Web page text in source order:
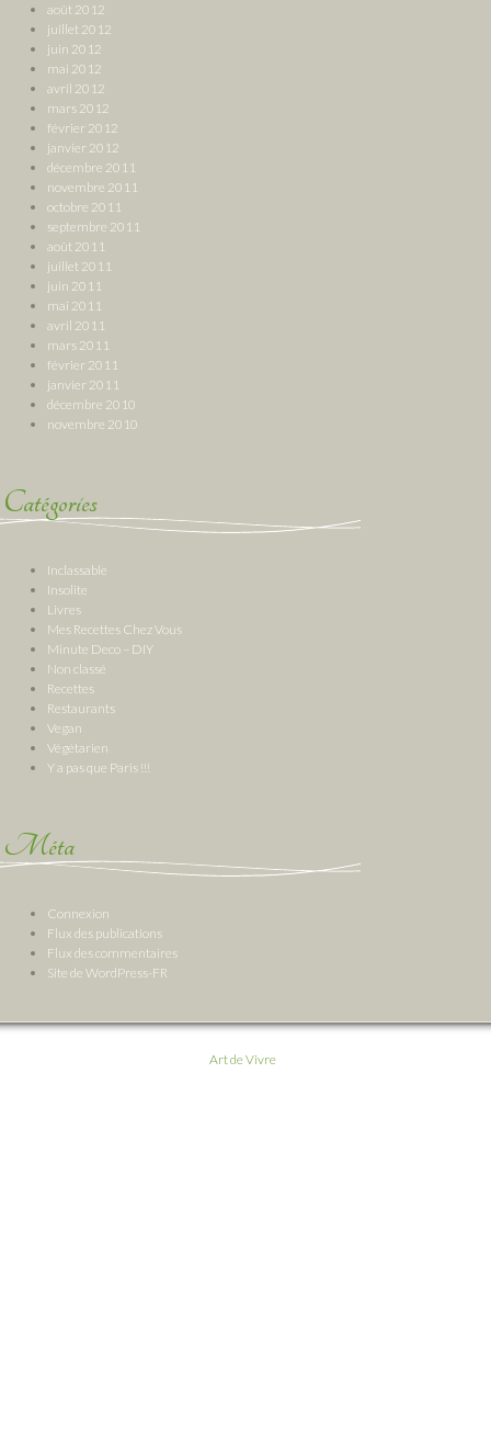
août 2012
juillet 2012
juin 2012
mai 2012
avril 2012
mars 2012
février 2012
janvier 2012
décembre 2011
novembre 2011
octobre 2011
septembre 2011
août 2011
juillet 2011
juin 2011
mai 2011
avril 2011
mars 2011
février 2011
janvier 2011
décembre 2010
novembre 2010
Catégories
Inclassable
Insolite
Livres
Mes Recettes Chez Vous
Minute Deco – DIY
Non classé
Recettes
Restaurants
Vegan
Végétarien
Y a pas que Paris !!!
Méta
Connexion
Flux des publications
Flux des commentaires
Site de WordPress-FR
Art de Vivre